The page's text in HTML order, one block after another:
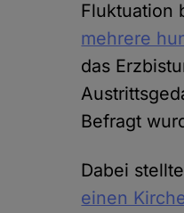
Fluktuation
mehrere
das
Befragt
Dabei
einen